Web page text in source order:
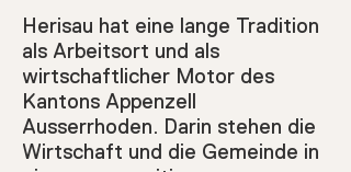
Herisau hat eine lange Tradition
als Arbeitsort und als
wirtschaftlicher Motor des
Kantons Appenzell
Ausserrhoden. Darin stehen die
Wirtschaft und die Gemeinde in